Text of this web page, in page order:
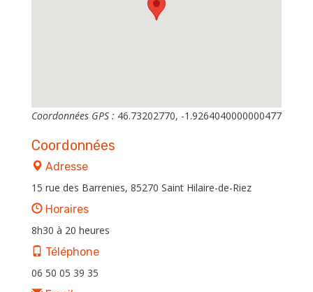
Coordonnées GPS : 46.73202770, -1.9264040000000477
Coordonnées
Adresse
15 rue des Barrenies, 85270 Saint Hilaire-de-Riez
Horaires
8h30 à 20 heures
Téléphone
06 50 05 39 35